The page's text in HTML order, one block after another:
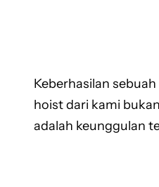
Keberhasilan
hoist dari kami
adalah keunggulan